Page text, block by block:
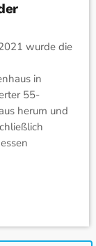
wurde die
in
55-
herum und